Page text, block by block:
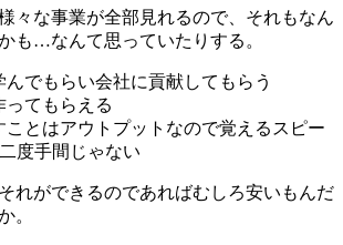
々な事業が全部見れるので、それもなん
も…なんて思っていたりする。
んでもらい会社に貢献してもらう
ってもらえる
ことはアウトプットなので覚えるスピー
度手間じゃない
れができるのであればむしろ安いもんだ
。